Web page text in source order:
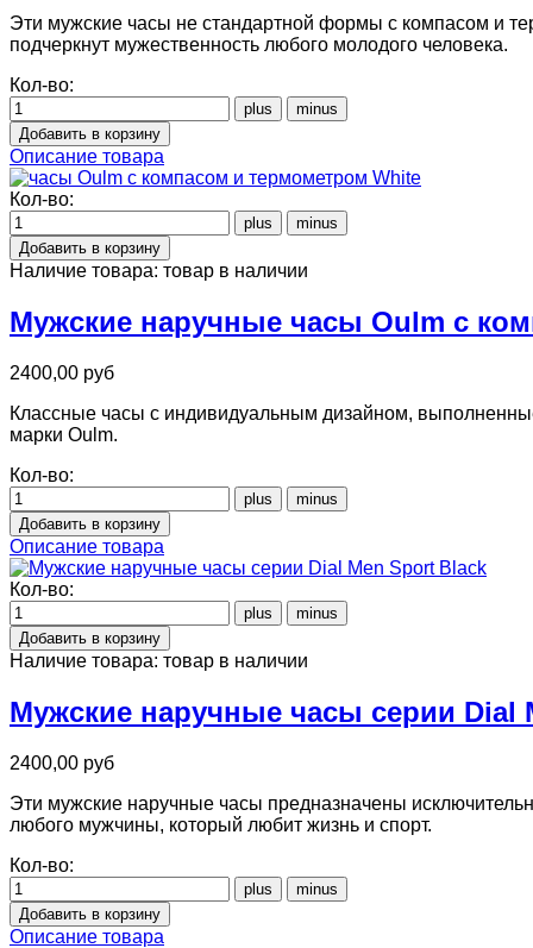
Эти мужские часы не стандартной формы с компасом и
подчеркнут мужественность любого молодого человека.
Кол-во:
Описание товара
Кол-во:
Наличие товара: товар в наличии
Мужские наручные часы Oulm с
2400,00 руб
Классные часы с индивидуальным дизайном,
марки Oulm.
Кол-во:
Описание товара
Кол-во:
Наличие товара: товар в наличии
Мужские наручные часы серии Dial
2400,00 руб
Эти мужские наручные часы предназначены
любого мужчины, который любит жизнь и спорт.
Кол-во:
Описание товара